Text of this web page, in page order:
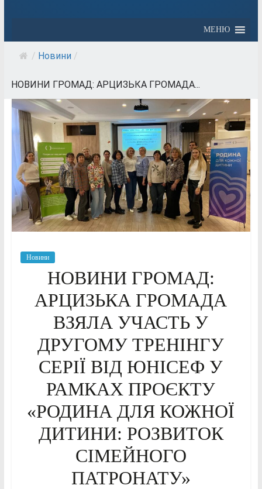
МЕНЮ
/ Новини /
НОВИНИ ГРОМАД: АРЦИЗЬКА ГРОМАДА...
Новини
НОВИНИ ГРОМАД:
АРЦИЗЬКА ГРОМАДА
ВЗЯЛА УЧАСТЬ У
ДРУГОМУ ТРЕНІНГУ
СЕРІЇ ВІД ЮНІСЕФ У
РАМКАХ ПРОЄКТУ
«РОДИНА ДЛЯ КОЖНОЇ
ДИТИНИ: РОЗВИТОК
СІМЕЙНОГО
ПАТРОНАТУ»